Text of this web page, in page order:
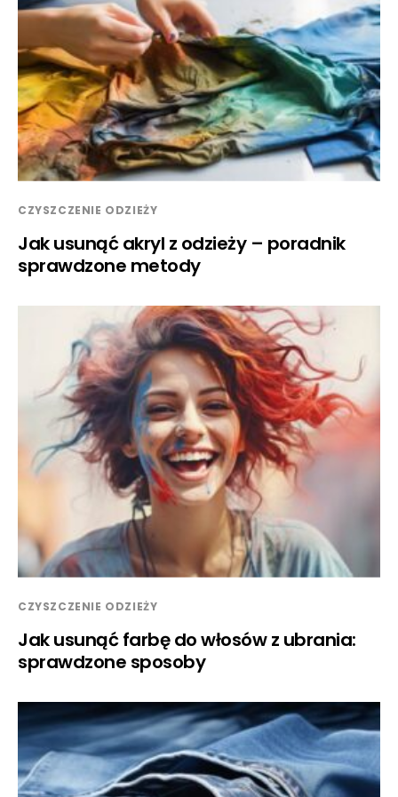
CZYSZCZENIE ODZIEŻY
Jak usunąć akryl z odzieży – poradnik
sprawdzone metody
CZYSZCZENIE ODZIEŻY
Jak usunąć farbę do włosów z ubrania:
sprawdzone sposoby